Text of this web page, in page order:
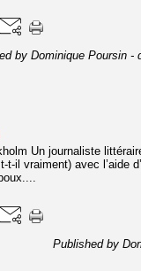
by Dominique Poursin -
Un journaliste
il vraiment) avec l’aide
Published by